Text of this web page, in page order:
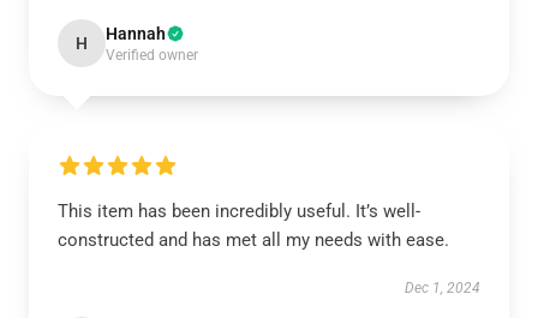
H Hannah
Verified owner
This item has been incredibly useful. It’s well-
constructed and has met all my needs with ease.
Dec 1, 2024